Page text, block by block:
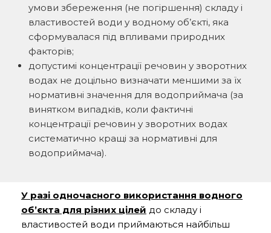
умови збереження (не погіршення) складу і
властивостей води у водному об’єкті, яка
сформувалася під впливами природних
факторів;
допустимі концентрації речовин у зворотних
водах не доцільно визначати меншими за їх
нормативні значення для водоприймача (за
винятком випадків, коли фактичні
концентрації речовин у зворотних водах
систематично кращі за нормативні для
водоприймача).
У разі одночасного використання водного
об’єкта для різних цілей до складу і
властивостей води приймаються найбільш